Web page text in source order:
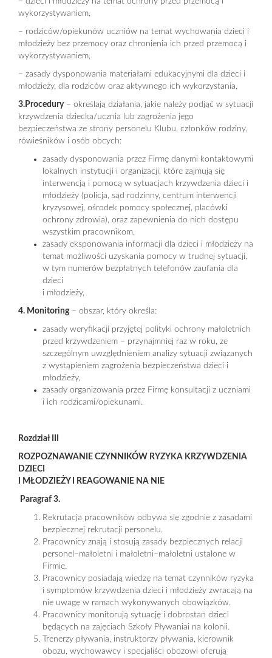
wykorzystywaniem,
– rodziców/opiekunów uczniów na temat wychowania dzieci i
młodzieży bez przemocy oraz chronienia ich przed przemocą i
wykorzystywaniem,
– zasady dysponowania materiałami edukacyjnymi dla dzieci i
młodzieży, dla rodziców oraz aktywnego ich wykorzystania,
3.Procedury– określają działania, jakie należy podjąć w sytuacji
krzywdzenia dziecka/ucznia lub zagrożenia jego
bezpieczeństwa ze strony personelu Klubu, członków rodziny,
rówieśników i osób obcych:
zasady dysponowania przez Firmę danymi kontaktowymi
lokalnych instytucji i organizacji, które zajmują się
interwencją i pomocą w sytuacjach krzywdzenia dzieci i
młodzieży (policja, sąd rodzinny, centrum interwencji
kryzysowej, ośrodek pomocy społecznej, placówki
ochrony zdrowia), oraz zapewnienia do nich dostępu
wszystkim pracownikom,
zasady eksponowania informacji dla dzieci i młodzieży na
temat możliwości uzyskania pomocy w trudnej sytuacji,
w tym numerów bezpłatnych telefonów zaufania dla
dzieci
i młodzieży,
4. Monitoring– obszar, który określa:
zasady weryfikacji przyjętej polityki ochrony małoletnich
przed krzywdzeniem – przynajmniej raz w roku, ze
szczególnym uwzględnieniem analizy sytuacji związanych
z wystąpieniem zagrożenia bezpieczeństwa dzieci i
młodzieży,
zasady organizowania przez Firmę konsultacji z uczniami
i ich rodzicami/opiekunami.
Rozdział III
ROZPOZNAWANIE CZYNNIKÓW RYZYKA KRZYWDZENIA
DZIECI
I MŁODZIEŻY I REAGOWANIE NA NIE
Paragraf 3.
Rekrutacja pracowników odbywa się zgodnie z zasadami
bezpiecznej rekrutacji personelu.
Pracownicy znają i stosują zasady bezpiecznych relacji
personel–małoletni i małoletni–małoletni ustalone w
Firmie.
Pracownicy posiadają wiedzę na temat czynników ryzyka
i symptomów krzywdzenia dzieci i młodzieży zwracają na
nie uwagę w ramach wykonywanych obowiązków.
Pracownicy monitorują sytuację i dobrostan dzieci
będących na zajęciach Szkoły Pływaniai na kolonii.
Trenerzy pływania, instruktorzy pływania, kierownik
obozu, wychowawcy i specjaliści obozowi oferują